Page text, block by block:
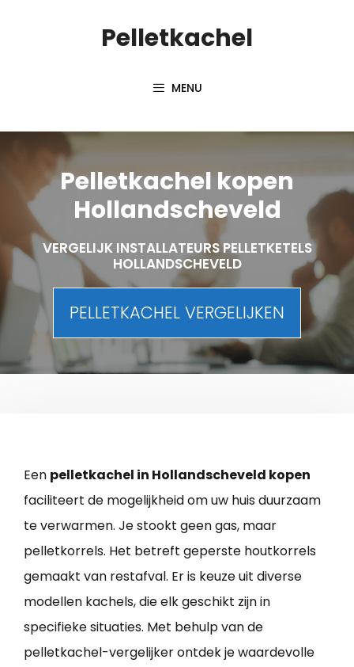
Pelletkachel
MENU
Pelletkachel kopen
Hollandscheveld
VERGELIJK INSTALLATEURS PELLETKETELS
HOLLANDSCHEVELD
PELLETKACHEL VERGELIJKEN
Een pelletkachel in Hollandscheveld kopen
faciliteert de mogelijkheid om uw huis duurzaam
te verwarmen. Je stookt geen gas, maar
pelletkorrels. Het betreft geperste houtkorrels
gemaakt van restafval. Er is keuze uit diverse
modellen kachels, die elk geschikt zijn in
specifieke situaties. Met behulp van de
pelletkachel-vergelijker ontdek je waardevolle